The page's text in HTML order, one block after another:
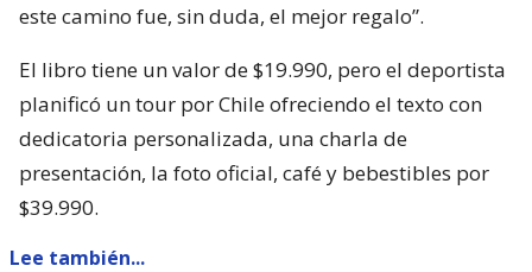
este camino fue, sin duda, el mejor regalo”.
El libro tiene un valor de $19.990, pero el deportista
planificó un tour por Chile ofreciendo el texto con
dedicatoria personalizada, una charla de
presentación, la foto oficial, café y bebestibles por
$39.990.
Lee también...